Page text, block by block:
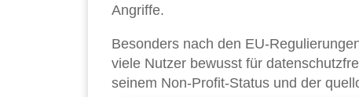
Angriffe.
Besonders nach den EU-
viele Nutzer bewusst für
seinem Non-Profit-Status und der